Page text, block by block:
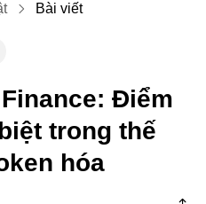
Bài viết
Điểm
trong thế
hóa